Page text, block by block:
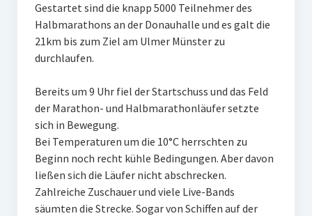
FSJ Stelle
W U12
M U18
M U12
Gestartet sind die knapp 5000 Teilnehmer des
Halbmarathons an der Donauhalle und es galt die
21km bis zum Ziel am Ulmer Münster zu
durchlaufen.
Bereits um 9 Uhr fiel der Startschuss und das Feld
der Marathon- und Halbmarathonläufer setzte
sich in Bewegung.
Bei Temperaturen um die 10°C herrschten zu
Beginn noch recht kühle Bedingungen. Aber davon
ließen sich die Läufer nicht abschrecken.
Zahlreiche Zuschauer und viele Live-Bands
säumten die Strecke. Sogar von Schiffen auf der